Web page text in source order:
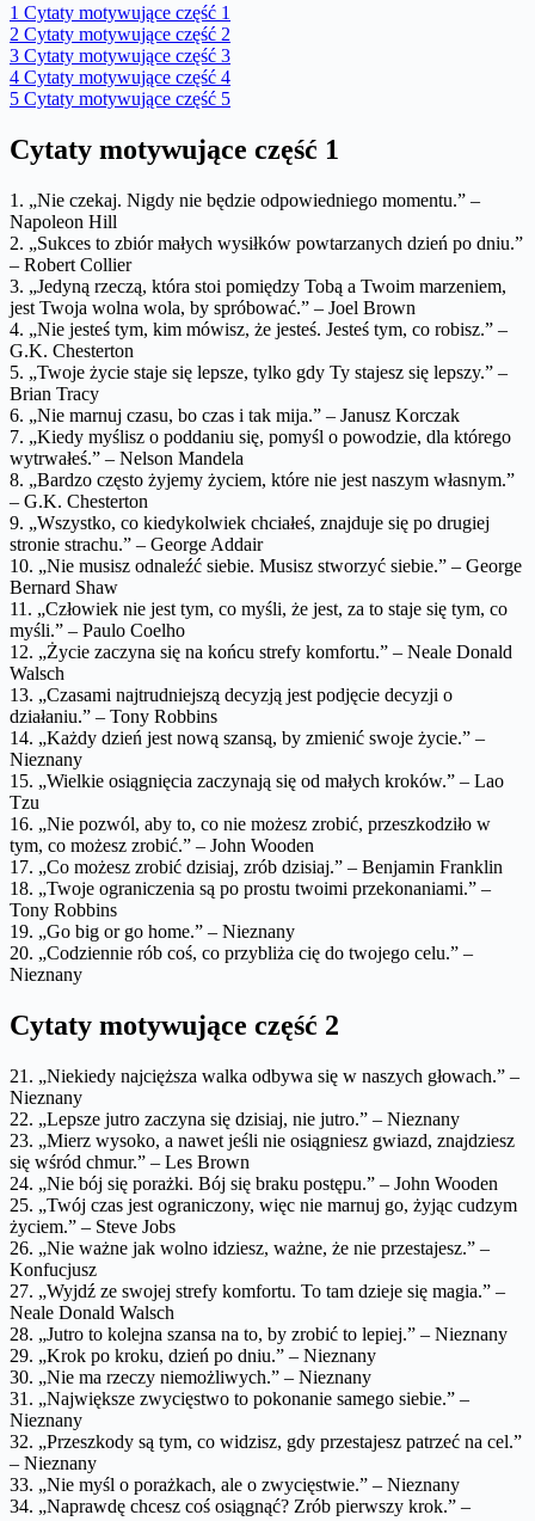
1 Cytaty motywujące część 1
2 Cytaty motywujące część 2
3 Cytaty motywujące część 3
4 Cytaty motywujące część 4
5 Cytaty motywujące część 5
Cytaty motywujące część 1
1. „Nie czekaj. Nigdy nie będzie odpowiedniego momentu.” –
Napoleon Hill
2. „Sukces to zbiór małych wysiłków powtarzanych dzień po dniu.”
– Robert Collier
3. „Jedyną rzeczą, która stoi pomiędzy Tobą a Twoim marzeniem,
jest Twoja wolna wola, by spróbować.” – Joel Brown
4. „Nie jesteś tym, kim mówisz, że jesteś. Jesteś tym, co robisz.” –
G.K. Chesterton
5. „Twoje życie staje się lepsze, tylko gdy Ty stajesz się lepszy.” –
Brian Tracy
6. „Nie marnuj czasu, bo czas i tak mija.” – Janusz Korczak
7. „Kiedy myślisz o poddaniu się, pomyśl o powodzie, dla którego
wytrwałeś.” – Nelson Mandela
8. „Bardzo często żyjemy życiem, które nie jest naszym własnym.”
– G.K. Chesterton
9. „Wszystko, co kiedykolwiek chciałeś, znajduje się po drugiej
stronie strachu.” – George Addair
10. „Nie musisz odnaleźć siebie. Musisz stworzyć siebie.” – George
Bernard Shaw
11. „Człowiek nie jest tym, co myśli, że jest, za to staje się tym, co
myśli.” – Paulo Coelho
12. „Życie zaczyna się na końcu strefy komfortu.” – Neale Donald
Walsch
13. „Czasami najtrudniejszą decyzją jest podjęcie decyzji o
działaniu.” – Tony Robbins
14. „Każdy dzień jest nową szansą, by zmienić swoje życie.” –
Nieznany
15. „Wielkie osiągnięcia zaczynają się od małych kroków.” – Lao
Tzu
16. „Nie pozwól, aby to, co nie możesz zrobić, przeszkodziło w
tym, co możesz zrobić.” – John Wooden
17. „Co możesz zrobić dzisiaj, zrób dzisiaj.” – Benjamin Franklin
18. „Twoje ograniczenia są po prostu twoimi przekonaniami.” –
Tony Robbins
19. „Go big or go home.” – Nieznany
20. „Codziennie rób coś, co przybliża cię do twojego celu.” –
Nieznany
Cytaty motywujące część 2
21. „Niekiedy najcięższa walka odbywa się w naszych głowach.” –
Nieznany
22. „Lepsze jutro zaczyna się dzisiaj, nie jutro.” – Nieznany
23. „Mierz wysoko, a nawet jeśli nie osiągniesz gwiazd, znajdziesz
się wśród chmur.” – Les Brown
24. „Nie bój się porażki. Bój się braku postępu.” – John Wooden
25. „Twój czas jest ograniczony, więc nie marnuj go, żyjąc cudzym
życiem.” – Steve Jobs
26. „Nie ważne jak wolno idziesz, ważne, że nie przestajesz.” –
Konfucjusz
27. „Wyjdź ze swojej strefy komfortu. To tam dzieje się magia.” –
Neale Donald Walsch
28. „Jutro to kolejna szansa na to, by zrobić to lepiej.” – Nieznany
29. „Krok po kroku, dzień po dniu.” – Nieznany
30. „Nie ma rzeczy niemożliwych.” – Nieznany
31. „Największe zwycięstwo to pokonanie samego siebie.” –
Nieznany
32. „Przeszkody są tym, co widzisz, gdy przestajesz patrzeć na cel.”
– Nieznany
33. „Nie myśl o porażkach, ale o zwycięstwie.” – Nieznany
34. „Naprawdę chcesz coś osiągnąć? Zrób pierwszy krok.” –